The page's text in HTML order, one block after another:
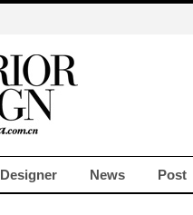
Designer News Post